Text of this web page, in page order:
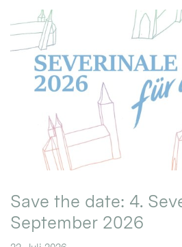
Save the date: 4.
September 2026